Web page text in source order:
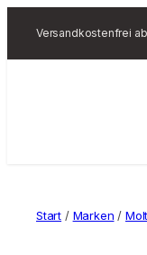
Versandkostenfrei
Start / Marken /